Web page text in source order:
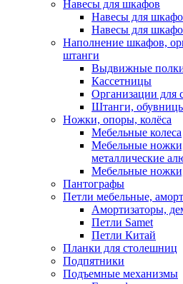
Навесы для шкафов
Навесы для
Навесы для
Наполнение шкафов,
штанги
Выдвижные
Кассетницы
Организации для
Штанги,
Ножки, опоры, колёса
Мебельные колеса
Мебельные
металлические
Мебельные
Пантографы
Петли мебельные,
Амортизаторы,
Петли Samet
Петли Китай
Планки для столешниц
Подпятники
Подъемные механизмы